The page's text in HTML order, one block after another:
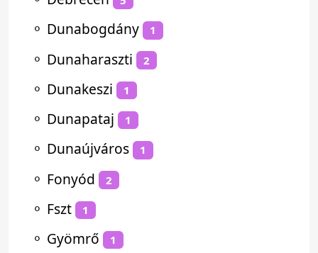
⚬ Dunabogdány 1
⚬ Dunaharaszti 2
⚬ Dunakeszi 1
⚬ Dunapataj 1
⚬ Dunaújváros 1
⚬ Fonyód 2
⚬ Fszt 1
⚬ Gyömrő 1